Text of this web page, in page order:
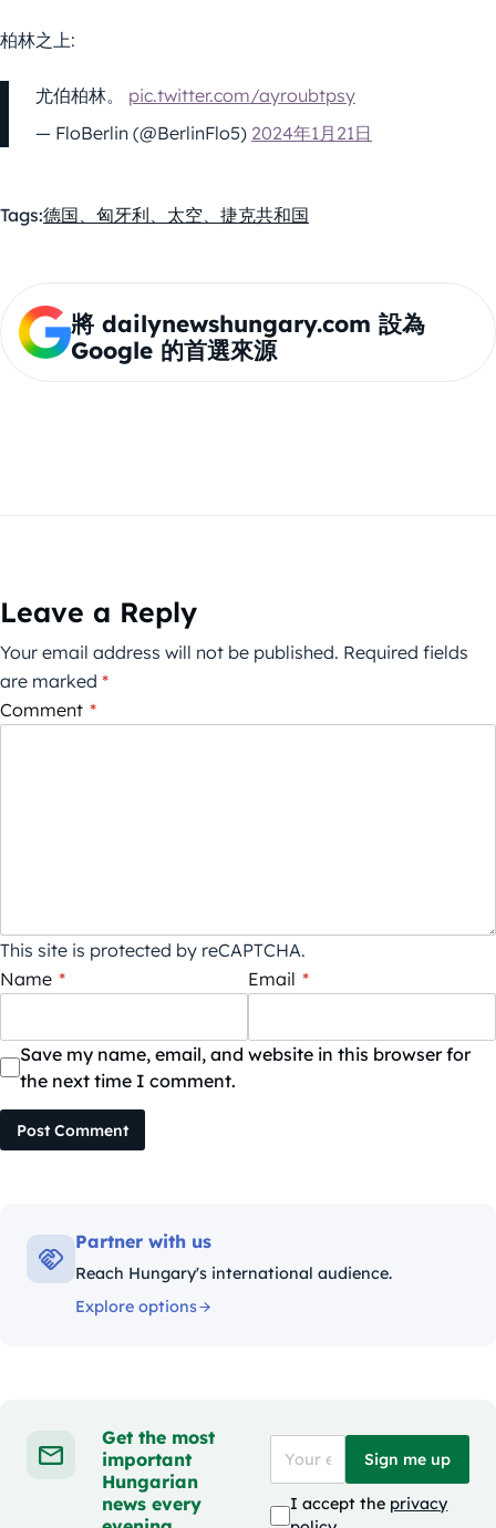
柏林之上:
尤伯柏林。 pic.twitter.com/ayroubtpsy
— FloBerlin (@BerlinFlo5) 2024年1月21日
Tags:德国、匈牙利、太空、捷克共和国
將 dailynewshungary.com 設為
Google 的首選來源
Leave a Reply
Your email address will not be published. Required fields
are marked *
Comment *
This site is protected by reCAPTCHA.
Name * Email *
Save my name, email, and website in this browser for
the next time I comment.
Post Comment
Partner with us
Reach Hungary's international audience.
Explore options
Get the most
important
Hungarian
news every
Sign me up
I accept the privacy